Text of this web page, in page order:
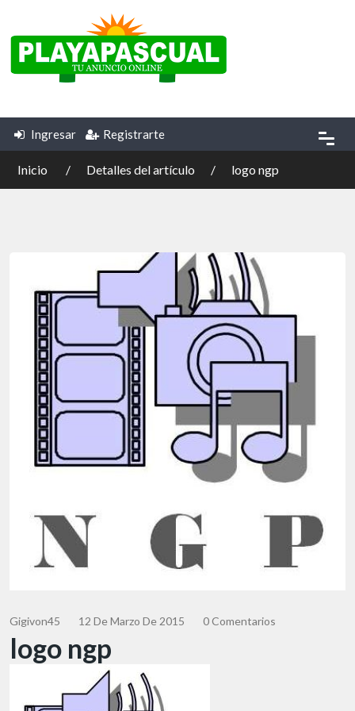
Ingresar Registrarte
Inicio Detalles del artículo logo ngp
Gigivon45 12 De Marzo De 2015 0 Comentarios
logo ngp